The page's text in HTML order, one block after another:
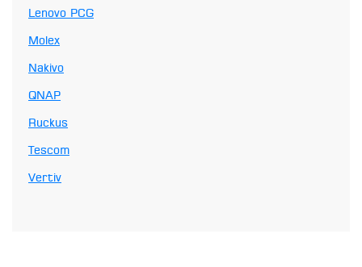
Lenovo PCG
Molex
Nakivo
QNAP
Ruckus
Tescom
Vertiv